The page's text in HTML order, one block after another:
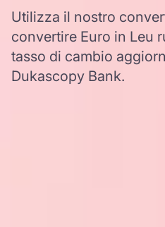
Utilizza il nostro
convertire Euro in Leu
tasso di cambio
Dukascopy Bank.